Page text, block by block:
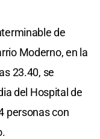
de
Moderno, en la
23.40, se
del Hospital de
personas con